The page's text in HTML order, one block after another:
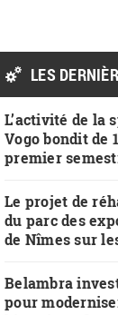
LES
L’activité de la
Vogo bondit de
premier
Le projet de
du parc des
de Nîmes sur
Belambra
pour